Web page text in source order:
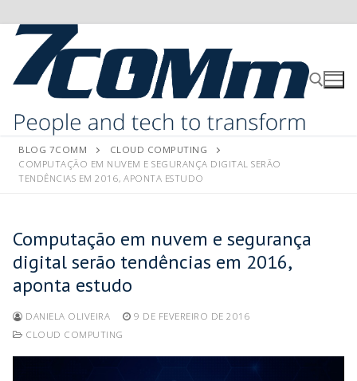
BLOG 7COMM
CLOUD COMPUTING
COMPUTAÇÃO EM NUVEM E SEGURANÇA DIGITAL SERÃO
TENDÊNCIAS EM 2016, APONTA ESTUDO
Computação em nuvem e segurança
digital serão tendências em 2016,
aponta estudo
DANIELA OLIVEIRA
9 DE FEVEREIRO DE 2016
CLOUD COMPUTING